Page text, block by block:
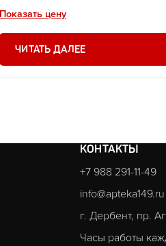
Показать цену
ЧИТАТЬ ДАЛЕЕ
КОНТАКТЫ
+7 988 291-11-49
info@apteka149.ru
г. Дербент, пр.
Часы работы